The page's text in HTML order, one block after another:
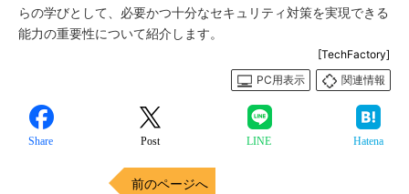
らの学びとして、必要かつ十分なセキュリティ対策を実現できる
能力の重要性について紹介します。
[TechFactory]
PC用表示
関連情報
Share Post LINE Hatena
前のページへ